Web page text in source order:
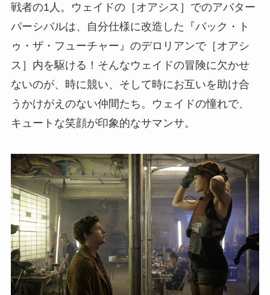
戦者の1人。ウェイドの［オアシス］でのアバター
パーシバルは、自分仕様に改造した『バック・ト
ゥ・ザ・フューチャー』のデロリアンで［オアシ
ス］内を駆ける！そんなウェイドの冒険に欠かせ
ないのが、時に競い、そして時にお互いを助け合
うかけがえのない仲間たち。ウェイドの憧れで、
キュートな笑顔が印象的なサマンサ。